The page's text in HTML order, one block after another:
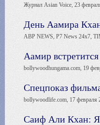
Журнал Asian Voice, 23
День Аамира
ABP NEWS, P7 News 24x7,
Аамир
bollywoodhungama.com, 19
Спецпоказ
bollywoodlife.com, 17 февраля
Саиф Али Кхан: Я